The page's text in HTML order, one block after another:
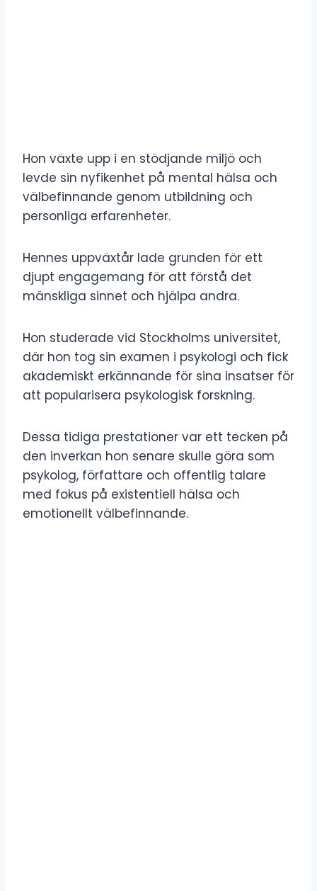
Hon växte upp i en stödjande miljö och
levde sin nyfikenhet på mental hälsa och
välbefinnande genom utbildning och
personliga erfarenheter.
Hennes uppväxtår lade grunden för ett
djupt engagemang för att förstå det
mänskliga sinnet och hjälpa andra.
Hon studerade vid Stockholms universitet,
där hon tog sin examen i psykologi och fick
akademiskt erkännande för sina insatser för
att popularisera psykologisk forskning.
Dessa tidiga prestationer var ett tecken på
den inverkan hon senare skulle göra som
psykolog, författare och offentlig talare
med fokus på existentiell hälsa och
emotionellt välbefinnande.